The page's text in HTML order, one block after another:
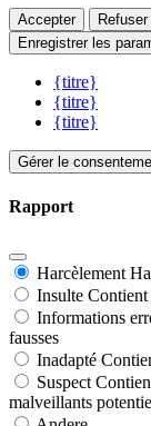
Accepter Refuser
Enregistrer les
{titre}
{titre}
{titre}
Gérer le
Rapport
Harcèlement
Insulte Contient
Informations
fausses
Inadapté
Suspect
malveillants